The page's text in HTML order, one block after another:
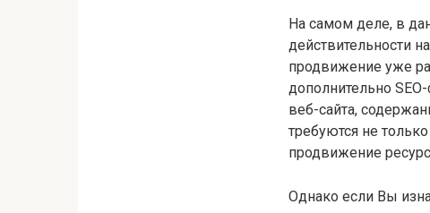
На самом деле, в
действительности
продвижение уже
дополнительно
веб-сайта,
требуются не
продвижение
Однако если Вы